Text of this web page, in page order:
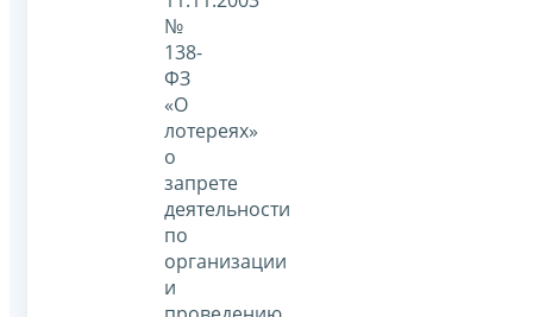
№
138-
ФЗ
«О
лотереях»
о
запрете
деятельности
по
организации
и